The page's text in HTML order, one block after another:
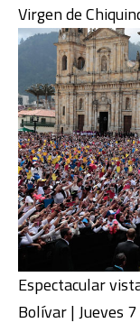
Virgen de
Espectacular
Bolívar | Jueves